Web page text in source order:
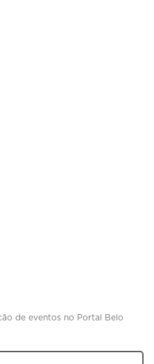
de eventos no Portal Belo